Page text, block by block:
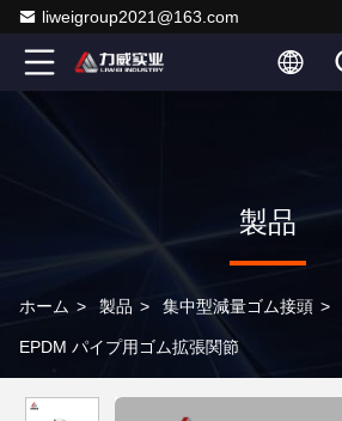
liweigroup2021@163.com
製品
ホーム > 製品 > 集中型減量ゴム接頭 >
EPDM パイプ用ゴム拡張関節